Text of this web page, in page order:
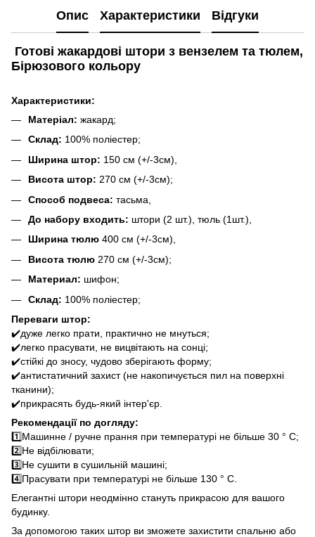
Опис Характеристики Відгуки
Готові жакардові штори з вензелем та тюлем,
Бірюзового кольору
Характеристики:
Матеріал: жакард;
Склад: 100% поліестер;
Ширина штор: 150 см (+/-3см),
Висота штор: 270 см (+/-3см);
Способ подвеса: тасьма,
До набору входить: штори (2 шт.), тюль (1шт.),
Ширина тюлю 400 см (+/-3см),
Висота тюлю 270 см (+/-3см);
Материал: шифон;
Склад: 100% поліестер;
Переваги штор:
✔️дуже легко прати, практично не мнуться;
✔️легко прасувати, не вицвітають на сонці;
✔️стійкі до зносу, чудово зберігають форму;
✔️антистатичний захист (не накопичується пил на поверхні
тканини);
✔️прикрасять будь-який інтер'єр.
Рекомендації по догляду:
1️⃣Машинне / ручне прання при температурі не більше 30 ° C;
2️⃣Не відбілювати;
3️⃣Не сушити в сушильній машині;
4️⃣Прасувати при температурі не більше 130 ° C.
Елегантні штори неодмінно стануть прикрасою для вашого
будинку.
За допомогою таких штор ви зможете захистити спальню або